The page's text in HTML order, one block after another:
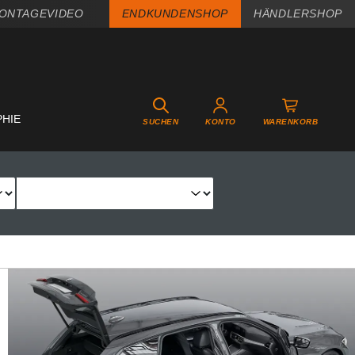
ENDKUNDENSHOP HÄNDLERSHOP
SUCHEN KONTO WARENKORB